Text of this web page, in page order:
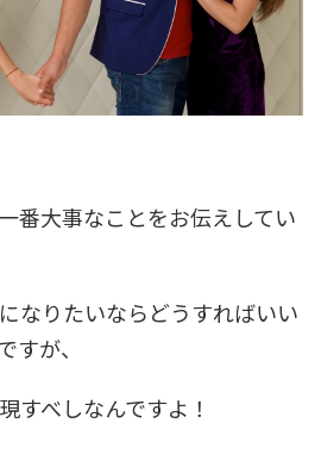
番大事なことをお伝えしてい
なりたいならどうすればいい
すが、
すべしなんですよ！